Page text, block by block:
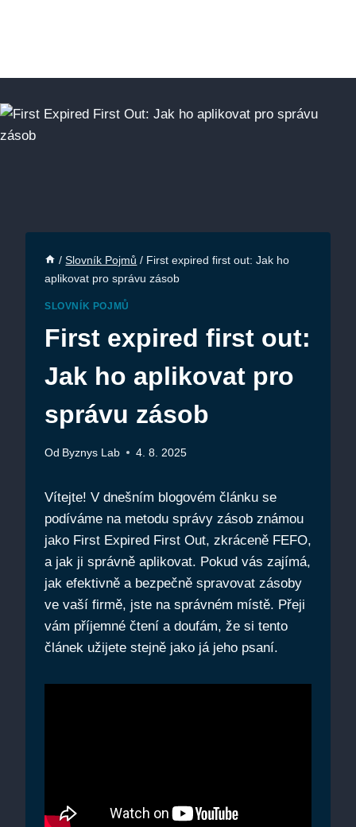
/ Slovník Pojmů / First expired first out: Jak ho
aplikovat pro správu zásob
SLOVNÍK POJMŮ
First expired first out:
Jak ho aplikovat pro
správu zásob
Od Byznys Lab 4. 8. 2025
Vítejte! V dnešním blogovém článku se
podíváme na metodu správy zásob známou
jako First Expired First Out, zkráceně FEFO,
a⁣ jak ji správně aplikovat.⁤ Pokud vás zajímá,
jak efektivně a bezpečně spravovat⁣ zásoby
ve vaší firmě, jste na správném místě. Přeji
vám příjemné čtení a doufám, že ‍si tento‌
článek ​užijete ⁢stejně jako ⁣já jeho ‍psaní.